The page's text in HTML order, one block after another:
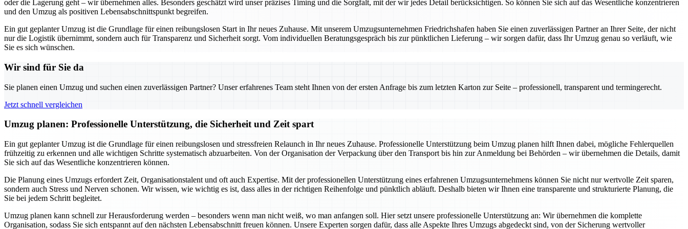
oder die Lagerung geht – wir übernehmen alles. Besonders geschätzt wird unser präzises Timing und die Sorgfalt, mit der wir jedes Detail berücksichtigen. So können Sie sich auf das Wesentliche konzentrieren
und den Umzug als positiven Lebensabschnittspunkt begreifen.
Ein gut geplanter Umzug ist die Grundlage für einen reibungslosen Start in Ihr neues Zuhause. Mit unserem Umzugsunternehmen Friedrichshafen haben Sie einen zuverlässigen Partner an Ihrer Seite, der nicht
nur die Logistik übernimmt, sondern auch für Transparenz und Sicherheit sorgt. Vom individuellen Beratungsgespräch bis zur pünktlichen Lieferung – wir sorgen dafür, dass Ihr Umzug genau so verläuft, wie
Sie es sich wünschen.
Wir sind für Sie da
Sie planen einen Umzug und suchen einen zuverlässigen Partner? Unser erfahrenes Team steht Ihnen von der ersten Anfrage bis zum letzten Karton zur Seite – professionell, transparent und termingerecht.
Jetzt schnell vergleichen
Umzug planen: Professionelle Unterstützung, die Sicherheit und Zeit spart
Ein gut geplanter Umzug ist die Grundlage für einen reibungslosen und stressfreien Relaunch in Ihr neues Zuhause. Professionelle Unterstützung beim Umzug planen hilft Ihnen dabei, mögliche Fehlerquellen
frühzeitig zu erkennen und alle wichtigen Schritte systematisch abzuarbeiten. Von der Organisation der Verpackung über den Transport bis hin zur Anmeldung bei Behörden – wir übernehmen die Details, damit
Sie sich auf das Wesentliche konzentrieren können.
Die Planung eines Umzugs erfordert Zeit, Organisationstalent und oft auch Expertise. Mit der professionellen Unterstützung eines erfahrenen Umzugsunternehmens können Sie nicht nur wertvolle Zeit sparen,
sondern auch Stress und Nerven schonen. Wir wissen, wie wichtig es ist, dass alles in der richtigen Reihenfolge und pünktlich abläuft. Deshalb bieten wir Ihnen eine transparente und strukturierte Planung, die
Sie bei jedem Schritt begleitet.
Umzug planen kann schnell zur Herausforderung werden – besonders wenn man nicht weiß, wo man anfangen soll. Hier setzt unsere professionelle Unterstützung an: Wir übernehmen die komplette
Organisation, sodass Sie sich entspannt auf den nächsten Lebensabschnitt freuen können. Unsere Experten sorgen dafür, dass alle Aspekte Ihres Umzugs abgedeckt sind, von der Sicherung wertvoller